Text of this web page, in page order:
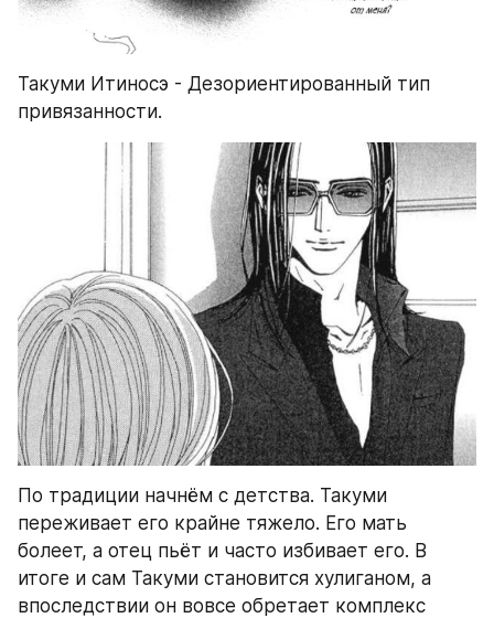
Такуми Итиносэ - Дезориентированный тип
привязанности.
По традиции начнём с детства. Такуми
переживает его крайне тяжело. Его мать
болеет, а отец пьёт и часто избивает его. В
итоге и сам Такуми становится хулиганом, а
впоследствии он вовсе обретает комплекс